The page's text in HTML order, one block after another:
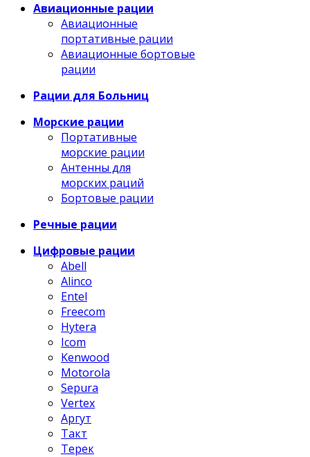
Авиационные рации
Авиационные
портативные рации
Авиационные бортовые
рации
Рации для Больниц
Морские рации
Портативные
морские рации
Антенны для
морских раций
Бортовые рации
Речные рации
Цифровые рации
Abell
Alinco
Entel
Freecom
Hytera
Icom
Kenwood
Motorola
Sepura
Vertex
Аргут
Такт
Терек